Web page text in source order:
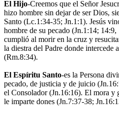
El Hijo-Creemos que el Señor
hizo hombre sin dejar de ser Dios,
Santo (Lc.1:34-35; Jn.1:1). Jesús
hombre de su pecado (Jn.1:14;
cumplió al morir en la cruz y
la diestra del Padre donde intercede
(Rm.8:34).
El Espíritu Santo-es la Persona
pecado, de justicia y de juicio
el Consolador (Jn.16:16). El mora y
le imparte dones (Jn.7:37-38;